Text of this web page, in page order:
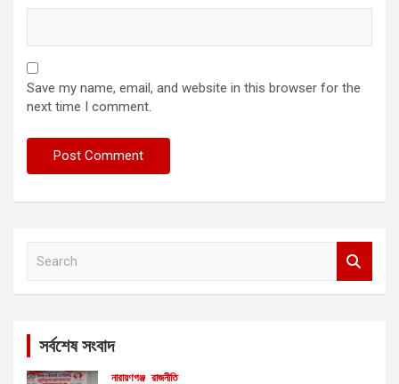
Save my name, email, and website in this browser for the
next time I comment.
সর্বশেষ সংবাদ
নারায়ণগঞ্জ রাজনীতি